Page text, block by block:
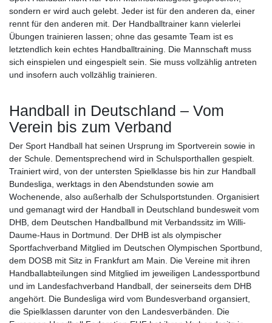
sondern er wird auch gelebt. Jeder ist für den anderen da, einer
rennt für den anderen mit. Der Handballtrainer kann vielerlei
Übungen trainieren lassen; ohne das gesamte Team ist es
letztendlich kein echtes Handballtraining. Die Mannschaft muss
sich einspielen und eingespielt sein. Sie muss vollzählig antreten
und insofern auch vollzählig trainieren.
Handball in Deutschland – Vom
Verein bis zum Verband
Der Sport Handball hat seinen Ursprung im Sportverein sowie in
der Schule. Dementsprechend wird in Schulsporthallen gespielt.
Trainiert wird, von der untersten Spielklasse bis hin zur Handball
Bundesliga, werktags in den Abendstunden sowie am
Wochenende, also außerhalb der Schulsportstunden. Organisiert
und gemanagt wird der Handball in Deutschland bundesweit vom
DHB, dem Deutschen Handballbund mit Verbandssitz im Willi-
Daume-Haus in Dortmund. Der DHB ist als olympischer
Sportfachverband Mitglied im Deutschen Olympischen Sportbund,
dem DOSB mit Sitz in Frankfurt am Main. Die Vereine mit ihren
Handballabteilungen sind Mitglied im jeweiligen Landessportbund
und im Landesfachverband Handball, der seinerseits dem DHB
angehört. Die Bundesliga wird vom Bundesverband organsiert,
die Spielklassen darunter von den Landesverbänden. Die